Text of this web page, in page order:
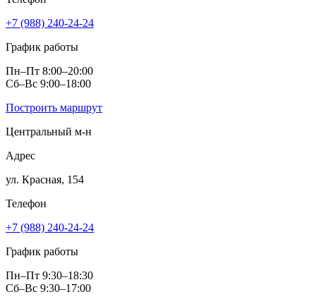
+7 (988) 240-24-24
График работы
Пн–Пт 8:00–20:00
Сб–Вс 9:00–18:00
Построить маршрут
Центральный м‑н
Адрес
ул. Красная, 154
Телефон
+7 (988) 240-24-24
График работы
Пн–Пт 9:30–18:30
Сб–Вс 9:30–17:00